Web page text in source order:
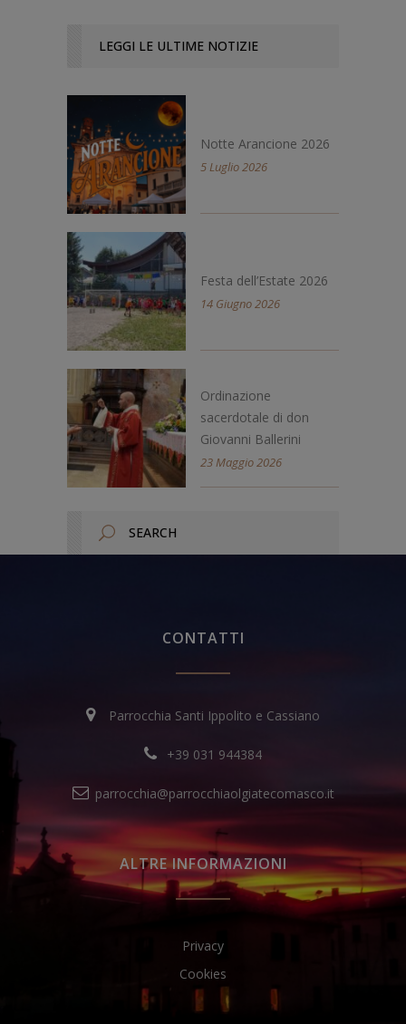
LEGGI LE ULTIME NOTIZIE
Notte Arancione 2026
5 Luglio 2026
Festa dell’Estate 2026
14 Giugno 2026
Ordinazione
sacerdotale di don
Giovanni Ballerini
23 Maggio 2026
CONTATTI
Parrocchia Santi Ippolito e Cassiano
+39 031 944384
parrocchia@parrocchiaolgiatecomasco.it
ALTRE INFORMAZIONI
Privacy
Cookies